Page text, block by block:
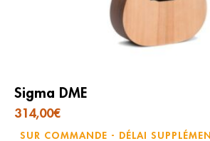
Sigma DME
314,00€
SUR COMMANDE - DÉLAI